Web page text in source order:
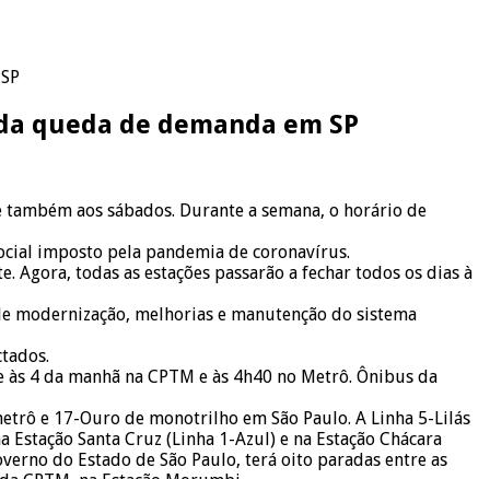
queda de demanda em SP
aos sábados. Durante a semana, o horário de
imposto pela pandemia de coronavírus.
Agora, todas as estações passarão a fechar todos os dias à
modernização, melhorias e manutenção do sistema
4 da manhã na CPTM e às 4h40 no Metrô. Ônibus da
e 17-Ouro de monotrilho em São Paulo. A Linha 5-Lilás
Santa Cruz (Linha 1-Azul) e na Estação Chácara
do Estado de São Paulo, terá oito paradas entre as